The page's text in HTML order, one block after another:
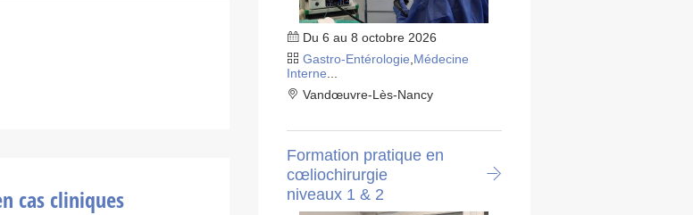
cas cliniques
Du 6 au 8 octobre 2026
Gastro-Entérologie Médecine
Interne
Vandœuvre-Lès-Nancy
Formation pratique en
cœliochirurgie
niveaux 1 & 2